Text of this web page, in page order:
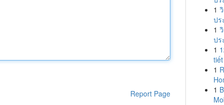
Report Page
1
ปร
1
ปร
1
1
1